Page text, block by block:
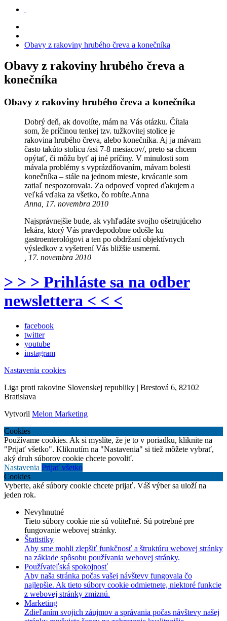
Obavy z rakoviny hrubého čreva a konečníka
Obavy z rakoviny hrubého čreva a
konečníka
Obavy z rakoviny hrubého čreva a konečníka
Dobrý deň, ak dovolíte, mám na Vás otázku. Čítala
som, že príčinou tenkej tzv. tužkovitej stolice je
rakovina hrubého čreva, alebo konečníka. Aj ja mávam
často takúto stolicu /asi 7-8 mesiacov/, preto sa chcem
opýtať, či môžu byť aj iné príčiny. V minulosti som
mávala problémy s vyprázdňovaním, mávam bolesti
konečníka – stále na jednom mieste, krvácanie som
zatiaľ nespozorovala. Za odpoveď vopred ďakujem a
veľká vďaka za všetko, čo robíte.Anna
Anna, 17. novembra 2010
Najsprávnejšie bude, ak vyhľadáte svojho ošetrujúceho
lekára, ktorý Vás pravdepodobne odošle ku
gastroenterológovi a ten po obdržaní objektívnych
výsledkov z vyšetrení Vás bližšie usmerní.
, 17. novembra 2010
> > > Prihláste sa na odber
newslettera < < <
facebook
twitter
youtube
instagram
Nastavenia cookies
Liga proti rakovine Slovenskej republiky | Brestová 6, 82102
Bratislava
Vytvoril Melon Marketing
Cookies
Používame cookies. Ak si myslíte, že je to v poriadku, kliknite na
"Prijať všetko". Kliknutím na "Nastavenia" si tiež môžete vybrať,
aký druh súborov cookie chcete povoliť.
Nastavenia Prijať všetko
Cookies
Vyberte, aké súbory cookie chcete prijať. Váš výber sa uloží na
jeden rok.
Nevyhnutné
Tieto súbory cookie nie sú voliteľné. Sú potrebné pre
fungovanie webovej stránky.
Štatistiky
Aby sme mohli zlepšiť funkčnosť a štruktúru webovej stránky
na základe spôsobu používania webovej stránky.
Používateľská spokojnosť
Aby naša stránka počas vašej návštevy fungovala čo
najlepšie. Ak tieto súbory cookie odmietnete, niektoré funkcie
z webovej stránky zmiznú.
Marketing
Zdieľaním svojich záujmov a správania počas návštevy našej